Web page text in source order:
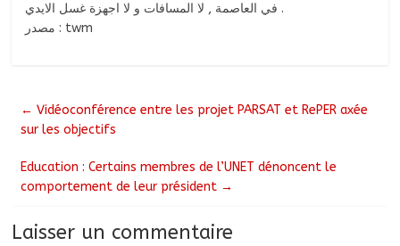
في العاصمة , لا المسافات و لا اجهزة غسل الايدي .
مصدر : twm
← Vidéoconférence entre les projet PARSAT et RePER axée
sur les objectifs
Education : Certains membres de l’UNET dénoncent le
comportement de leur président →
Laisser un commentaire